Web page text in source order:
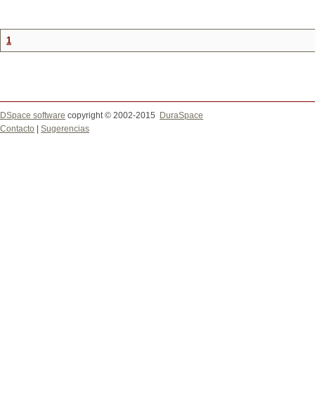
1
DSpace software copyright © 2002-2015
DuraSpace
Contacto
Sugerencias